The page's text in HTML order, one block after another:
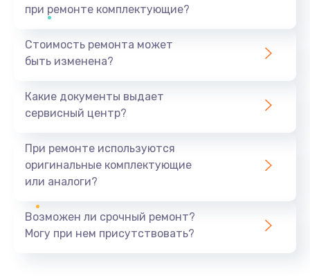
при ремонте комплектующие?
Стоимость ремонта может
быть изменена?
Какие документы выдает
сервисный центр?
При ремонте используются
оригинальные комплектующие
или аналоги?
Возможен ли срочный ремонт?
Могу при нем присутствовать?